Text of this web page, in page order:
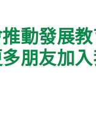
動發展
朋友加